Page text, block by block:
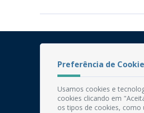
Preferência de
Usamos cookies e
cookies clicando em
os tipos de cookies, como